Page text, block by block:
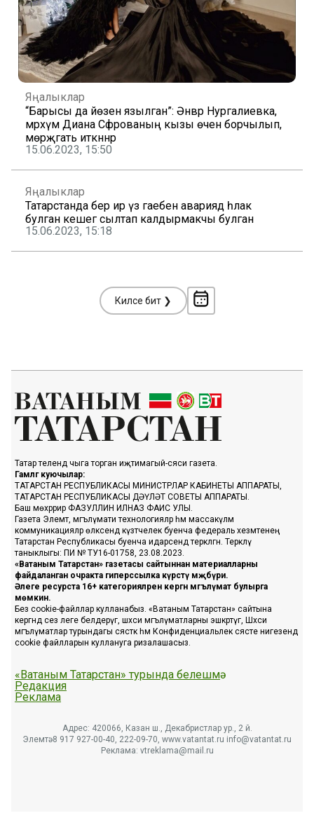
Яңалыклар
“Барысы да йөзенә язылган”: Әнвәр Нургалиевка,
мәрхүмә Диана Сәфәрованың кызы өчен борчылып,
мөрәҗәгать иткәннәр
15.06.2023, 15:50
Яңалыклар
Татарстанда бер ир үз гаебен авариядә һәлак
булган кешегә сылтап калдырмакчы булган
15.06.2023, 15:18
Киләсе бит ❯
Татар телендә чыга торган иҗтимагый-сәяси газета.
Гамәлгә куючылар:
ТАТАРСТАН РЕСПУБЛИКАСЫ МИНИСТРЛАР КАБИНЕТЫ АППАРАТЫ,
ТАТАРСТАН РЕСПУБЛИКАСЫ ДӘҮЛӘТ СОВЕТЫ АППАРАТЫ.
Баш мөхәррир ФАЗУЛЛИН ИЛНАЗ ФАИС УЛЫ.
Газета Элемтә, мәгълүмати технологияләр һәм массакүләм
коммуникацияләр өлкәсендә күзәтчелек буенча федераль хезмәтенең
Татарстан Республикасы буенча идарәсендә теркәлгән. Теркәлү
таныклыгы: ПИ № ТУ16-01758, 23.08.2023.
«Ватаным Татарстан» газетасы сайтыннан материалларны
файдаланган очракта гиперссылка күрсәтү мәҗбүри.
Әлеге ресурста 16+ категорияләренә кергән мәгълүмат булырга
мөмкин.
Без cookie-файллар кулланабыз. «Ватаным Татарстан» сайтына
кергәндә сез әлеге белдерүгә, шәхси мәгълүматларны эшкәртүгә, Шәхси
мәгълүматлар турындагы сәясәткә һәм Конфиденциальлек сәясәте нигезендә
cookie файлларын куллануга ризалашасыз.
«Ватаным Татарстан» турында белешмә
Редакция
Реклама
Адрес: 420066, Казан ш., Декабристлар ур., 2 й.
Элемтә: 8 917 927-00-40, 222-09-70, www.vatantat.ru info@vatantat.ru
Реклама: vtreklama@mail.ru